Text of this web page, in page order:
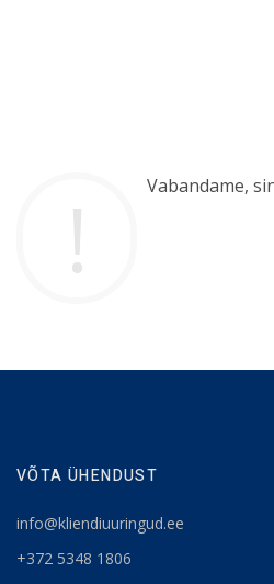
Vabandame,
VÕTA ÜHENDUST
info@kliendiuuringud.ee
+372 5348 1806